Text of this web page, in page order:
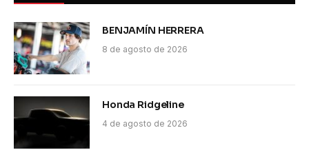
BENJAMÍN HERRERA
8 de agosto de 2026
Honda Ridgeline
4 de agosto de 2026